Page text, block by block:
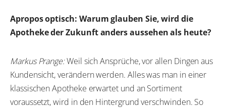
Apropos optisch: Warum glauben Sie, wird die
Apotheke der Zukunft anders aussehen als heute?
Markus Prange:Weil sich Ansprüche, vor allen Dingen aus
Kundensicht, verändern werden. Alles was man in einer
klassischen Apotheke erwartet und an Sortiment
voraussetzt, wird in den Hintergrund verschwinden. So